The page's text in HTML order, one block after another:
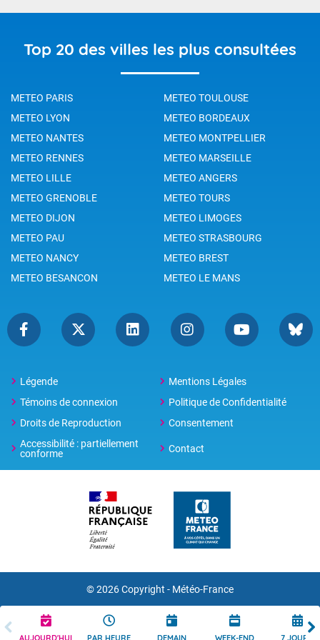
AUJOURD'HUI PAR HEURE DEMAIN WEEK-END 7 JOURS
Top 20 des villes les plus consultées
METEO PARIS
METEO TOULOUSE
METEO LYON
METEO BORDEAUX
METEO NANTES
METEO MONTPELLIER
METEO RENNES
METEO MARSEILLE
METEO LILLE
METEO ANGERS
METEO GRENOBLE
METEO TOURS
METEO DIJON
METEO LIMOGES
METEO PAU
METEO STRASBOURG
METEO NANCY
METEO BREST
METEO BESANCON
METEO LE MANS
Légende
Mentions Légales
Témoins de connexion
Politique de Confidentialité
Droits de Reproduction
Consentement
Accessibilité : partiellement
conforme
Contact
© 2026 Copyright - Météo-France